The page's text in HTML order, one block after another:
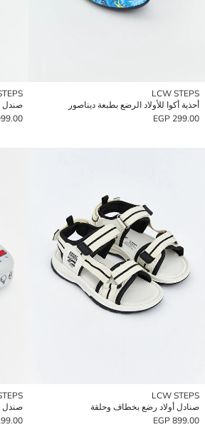
LCW STEPS
أحذية أكوا للأولاد الرضع بطبعة ديناصور
299.00 EGP
صندل
EGP
LCW STEPS
صنادل أولاد رضع بخطاف وحلقة
899.00 EGP
صندل
EGP